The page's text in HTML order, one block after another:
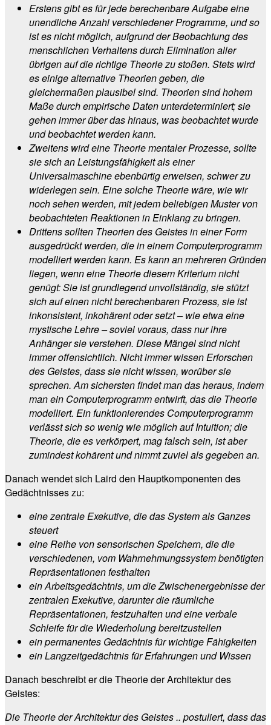
Erstens gibt es für jede berechenbare Aufgabe eine
unendliche Anzahl verschiedener Programme, und so
ist es nicht möglich, aufgrund der Beobachtung des
menschlichen Verhaltens durch Elimination aller
übrigen auf die richtige Theorie zu stoßen. Stets wird
es einige alternative Theorien geben, die
gleichermaßen plausibel sind. Theorien sind hohem
Maße durch empirische Daten unterdeterminiert; sie
gehen immer über das hinaus, was beobachtet wurde
und beobachtet werden kann.
Zweitens wird eine Theorie mentaler Prozesse, sollte
sie sich an Leistungsfähigkeit als einer
Universalmaschine ebenbürtig erweisen, schwer zu
widerlegen sein. Eine solche Theorie wäre, wie wir
noch sehen werden, mit jedem beliebigen Muster von
beobachteten Reaktionen in Einklang zu bringen.
Drittens sollten Theorien des Geistes in einer Form
ausgedrückt werden, die in einem Computerprogramm
modelliert werden kann. Es kann an mehreren Gründen
liegen, wenn eine Theorie diesem Kriterium nicht
genügt: Sie ist grundlegend unvollständig, sie stützt
sich auf einen nicht berechenbaren Prozess, sie ist
inkonsistent, inkohärent oder setzt – wie etwa eine
mystische Lehre – soviel voraus, dass nur ihre
Anhänger sie verstehen. Diese Mängel sind nicht
immer offensichtlich. Nicht immer wissen Erforschen
des Geistes, dass sie nicht wissen, worüber sie
sprechen. Am sichersten findet man das heraus, indem
man ein Computerprogramm entwirft, das die Theorie
modelliert. Ein funktionierendes Computerprogramm
verlässt sich so wenig wie möglich auf Intuition; die
Theorie, die es verkörpert, mag falsch sein, ist aber
zumindest kohärent und nimmt zuviel als gegeben an.
Danach wendet sich Laird den Hauptkomponenten des
Gedächtnisses zu:
eine zentrale Exekutive, die das System als Ganzes
steuert
eine Reihe von sensorischen Speichern, die die
verschiedenen, vom Wahrnehmungssystem benötigten
Repräsentationen festhalten
ein Arbeitsgedächtnis, um die Zwischenergebnisse der
zentralen Exekutive, darunter die räumliche
Repräsentationen, festzuhalten und eine verbale
Schleife für die Wiederholung bereitzustellen
ein permanentes Gedächtnis für wichtige Fähigkeiten
ein Langzeitgedächtnis für Erfahrungen und Wissen
Danach beschreibt er die Theorie der Architektur des
Geistes:
Die Theorie der Architektur des Geistes .. postuliert, dass das